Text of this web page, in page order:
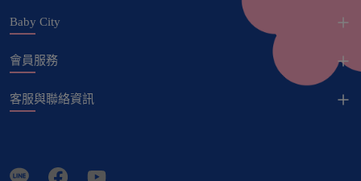
Baby City
會員服務
客服與聯絡資訊